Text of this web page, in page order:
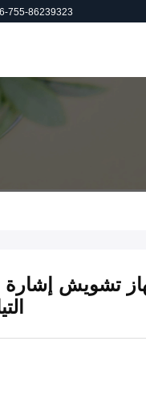
755-86239323